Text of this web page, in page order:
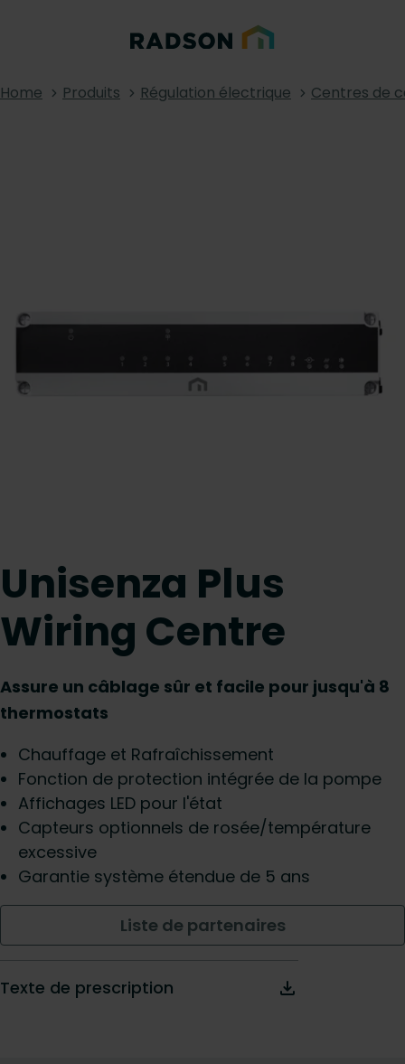
Home Produits Régulation électrique Centres de
Unisenza Plus
Wiring Centre
Assure un câblage sûr et facile pour jusqu'à 8
thermostats
Chauffage et Rafraîchissement
Fonction de protection intégrée de la pompe
Affichages LED pour l'état
Capteurs optionnels de rosée/température
excessive
Garantie système étendue de 5 ans
Liste de partenaires
Texte de prescription